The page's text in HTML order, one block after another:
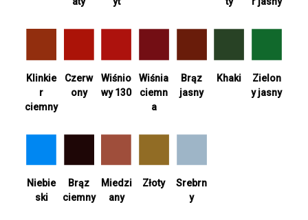
Klinkie
r
ciemny
Czerw
ony
Wiśnio
wy 130
Wiśnia
ciemn
a
Brąz
jasny
Khaki
Zielon
y jasny
Niebie
ski
Brąz
ciemny
Miedzi
any
Złoty
Srebrn
y